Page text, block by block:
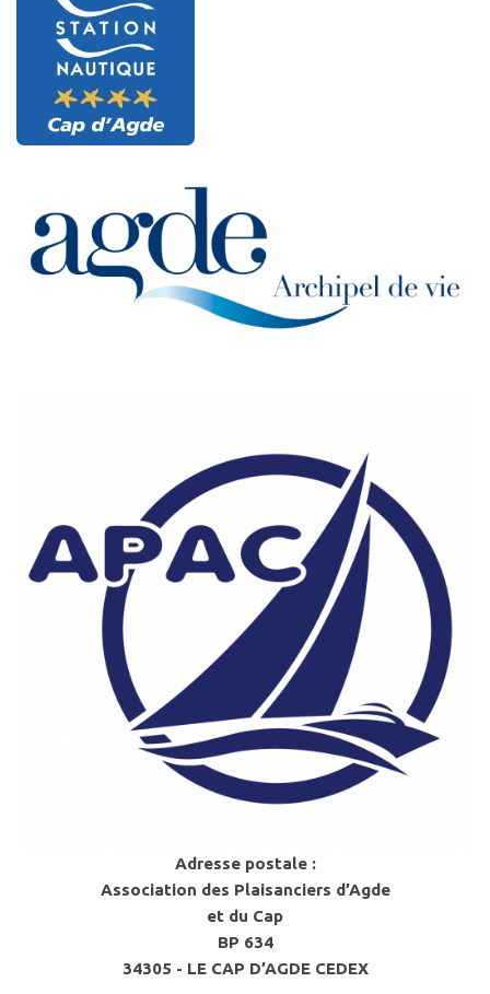
Adresse postale :
Association des Plaisanciers d’Agde
et du Cap
BP 634
34305 - LE CAP D’AGDE CEDEX